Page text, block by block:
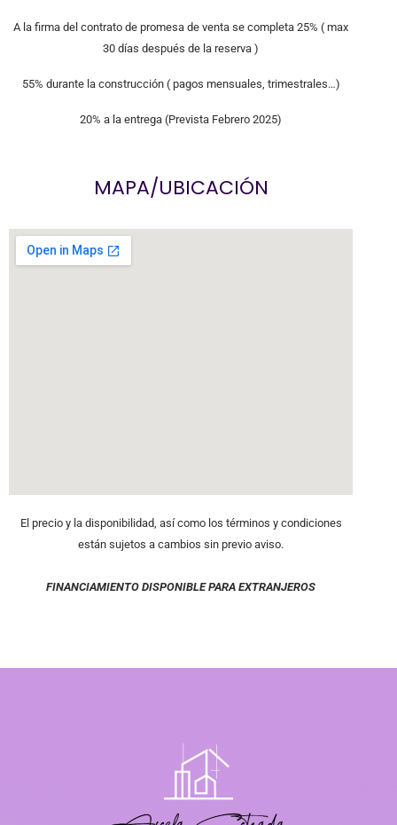
A la firma del contrato de promesa de venta se completa 25% ( max
30 días después de la reserva )
55% durante la construcción ( pagos mensuales, trimestrales…)
20% a la entrega (Prevista Febrero 2025)
MAPA/UBICACIÓN
El precio y la disponibilidad, así como los términos y condiciones
están sujetos a cambios sin previo aviso.
FINANCIAMIENTO DISPONIBLE PARA EXTRANJEROS